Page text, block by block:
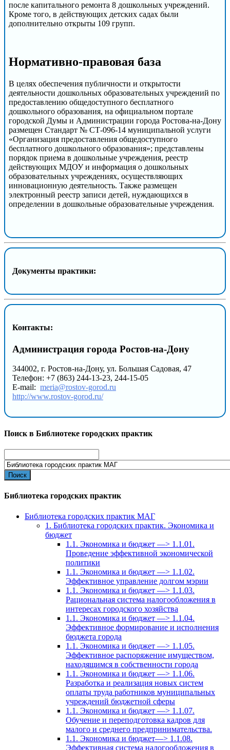
после капитального ремонта 8 дошкольных учреждений.
Кроме того, в действующих детских садах были
дополнительно открыты 109 групп.
Нормативно-правовая база
В целях обеспечения публичности и открытости
деятельности дошкольных образовательных учреждений по
предоставлению общедоступного бесплатного
дошкольного образования, на официальном портале
городской Думы и Администрации города Ростова-на-Дону
размещен Стандарт № СТ-096-14 муниципальной услуги
«Организация предоставления общедоступного
бесплатного дошкольного образования»; представлены
порядок приема в дошкольные учреждения, реестр
действующих МДОУ и информация о дошкольных
образовательных учреждениях, осуществляющих
инновационную деятельность. Также размещен
электронный реестр записи детей, нуждающихся в
определении в дошкольные образовательные учреждения.
Документы практики:
Контакты:
Администрация города Ростов-на-Дону
344002, г. Ростов-на-Дону, ул. Большая Садовая, 47
Телефон: +7 (863) 244-13-23, 244-15-05
E-mail: meria@rostov-gorod.ru
http://www.rostov-gorod.ru/
Поиск в Библиотеке городских практик
for:
Библиотека городских практик
Библиотека городских практик МАГ
1. Библиотека городских практик. Экономика и
бюджет
1.1. Экономика и бюджет —> 1.1.01.
Проведение эффективной экономической
политики
1.1. Экономика и бюджет —> 1.1.02.
Эффективное управление долгом мэрии
1.1. Экономика и бюджет —> 1.1.03.
Рациональная система налогообложения в
интересах городского хозяйства
1.1. Экономика и бюджет —> 1.1.04.
Эффективное формирование и исполнения
бюджета города
1.1. Экономика и бюджет —> 1.1.05.
Эффективное распоряжение имуществом,
находящимся в собственности города
1.1. Экономика и бюджет —> 1.1.06.
Разработка и реализация новых систем
оплаты труда работников муниципальных
учреждений бюджетной сферы
1.1. Экономика и бюджет —> 1.1.07.
Обучение и переподготовка кадров для
малого и среднего предпринимательства.
1.1. Экономика и бюджет—> 1.1.08.
Эффективная система налогообложения в